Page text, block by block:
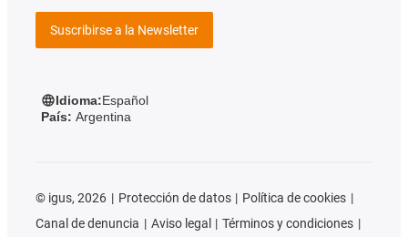
Suscribirse a la Newsletter
Idioma:Español
País: Argentina
© igus, 2026 Protección de datos
Política de cookies
Canal de denuncia
Aviso legal
Términos y condiciones